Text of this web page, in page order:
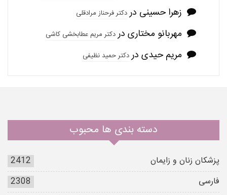
زهرا حسینی دردکتر فرحناز مرادقلی
مهربانو مختاری دردکتر مریم عطابخشی کاشی
مریم حیدی دردکتر حمید نظیفی
دسته بندی ها محبوب
پزشکان زنان و زایمان
2412
فارسی
2308